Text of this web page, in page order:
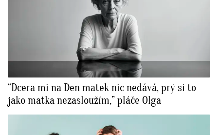
“Dcera mi na Den matek nic nedává, prý si to
jako matka nezasloužím,” pláče Olga